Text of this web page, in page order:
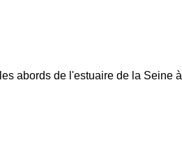
abords de l'estuaire de la Seine à